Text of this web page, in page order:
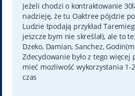
Jeżeli chodzi o kontraktowanie
nadzieję, że tu Oaktree pójdzie
Ludzie tpodają przykład
jeszcze bym nie skreślał), ale to
Dzeko, Damian, Sanchez,
Zdecydowanie było z tego więcej
mieć mozliwość wykorzystania 1-
czas